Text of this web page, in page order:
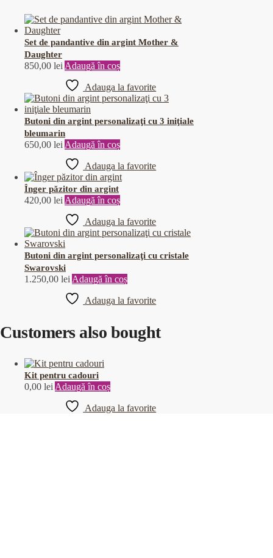
Set de pandantive din argint Mother &
Daughter
850,00 lei Adaugă în coș
Adauga la favorite
Butoni din argint personalizaţi cu 3 iniţiale
bleumarin
650,00 lei Adaugă în coș
Adauga la favorite
Înger păzitor din argint
420,00 lei Adaugă în coș
Adauga la favorite
Butoni din argint personalizaţi cu cristale
Swarovski
1.250,00 lei Adaugă în coș
Adauga la favorite
Customers also bought
Kit pentru cadouri
0,00 lei Adaugă în coș
Adauga la favorite